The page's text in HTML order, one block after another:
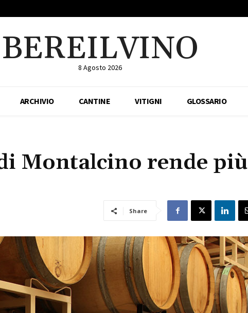
BEREILVINO
8 Agosto 2026
ARCHIVIO CANTINE VITIGNI GLOSSARIO
Montalcino rende più
Share